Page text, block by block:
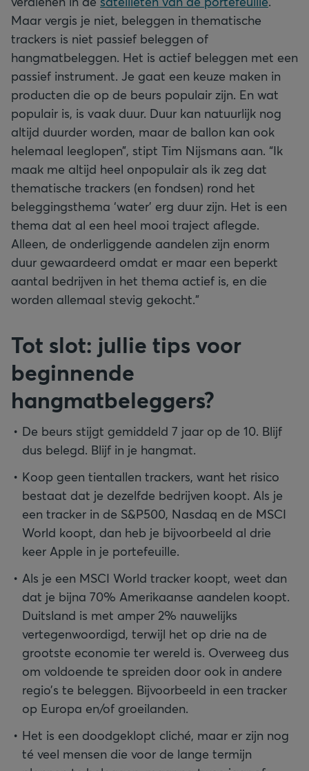
Maar vergis je niet, beleggen in thematische
trackers is niet passief beleggen of
hangmatbeleggen. Het is actief beleggen met een
passief instrument. Je gaat een keuze maken in
producten die op de beurs populair zijn. En wat
populair is, is vaak duur. Duur kan natuurlijk nog
altijd duurder worden, maar de ballon kan ook
helemaal leeglopen”, stipt Tim Nijsmans aan. “Ik
maak me altijd heel onpopulair als ik zeg dat
thematische trackers (en fondsen) rond het
beleggingsthema ‘water’ erg duur zijn. Het is een
thema dat al een heel mooi traject aflegde.
Alleen, de onderliggende aandelen zijn enorm
duur gewaardeerd omdat er maar een beperkt
aantal bedrijven in het thema actief is, en die
worden allemaal stevig gekocht.”
Tot slot: jullie tips voor
beginnende
hangmatbeleggers?
De beurs stijgt gemiddeld 7 jaar op de 10. Blijf
dus belegd. Blijf in je hangmat.
Koop geen tientallen trackers, want het risico
bestaat dat je dezelfde bedrijven koopt. Als je
een tracker in de S&P500, Nasdaq en de MSCI
World koopt, dan heb je bijvoorbeeld al drie
keer Apple in je portefeuille.
Als je een MSCI World tracker koopt, weet dan
dat je bijna 70% Amerikaanse aandelen koopt.
Duitsland is met amper 2% nauwelijks
vertegenwoordigd, terwijl het op drie na de
grootste economie ter wereld is. Overweeg dus
om voldoende te spreiden door ook in andere
regio’s te beleggen. Bijvoorbeeld in een tracker
op Europa en/of groeilanden.
Het is een doodgeklopt cliché, maar er zijn nog
té veel mensen die voor de lange termijn